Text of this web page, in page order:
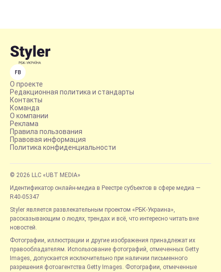
FB
О проекте
Редакционная политика и стандарты
Контакты
Команда
О компании
Реклама
Правила пользования
Правовая информация
Политика конфиденциальности
© 2026 LLC «UBT MEDIA»
Идентификатор онлайн-медиа в Реестре субъектов в сфере медиа —
R40-05347
Styler является развлекательным проектом «РБК-Украина»,
рассказывающим о людях, трендах и всё, что интересно читать вне
новостей.
Фотографии, иллюстрации и другие изображения принадлежат их
правообладателям. Использование фотографий, отмеченных Getty
Images, допускается исключительно при наличии письменного
разрешения фотоагентства Getty Images. Фотографии, отмеченные